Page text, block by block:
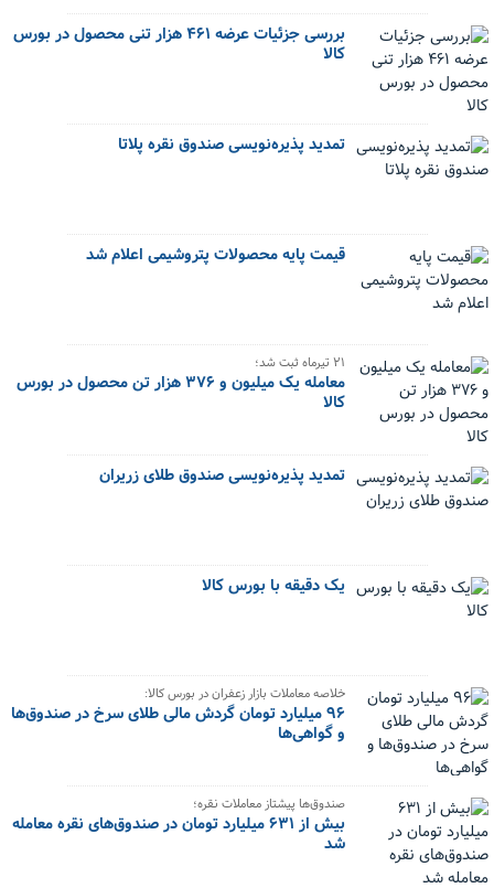
بررسی جزئیات عرضه ۴۶۱ هزار تنی محصول در بورس
کالا
تمدید پذیره‌نویسی صندوق نقره پلاتا
قیمت پایه محصولات پتروشیمی اعلام شد
۲۱ تیرماه ثبت شد؛
معامله یک میلیون و ۳۷۶ هزار تن محصول در بورس
کالا
تمدید پذیره‌نویسی صندوق طلای زریران
یک دقیقه با بورس کالا
خلاصه معاملات بازار زعفران در بورس کالا:
۹۶ میلیارد تومان گردش مالی طلای سرخ در صندوق‌ها
و گواهی‌ها
صندوق‌ها پیشتاز معاملات نقره؛
بیش از ۶۳۱ میلیارد تومان در صندوق‌های نقره معامله
شد